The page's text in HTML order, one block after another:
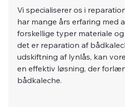
Vi specialiserer os i
har mange års erfaring med
forskellige typer materiale
det er reparation af
udskiftning af lynlås, kan
en effektiv løsning, der
bådkaleche.